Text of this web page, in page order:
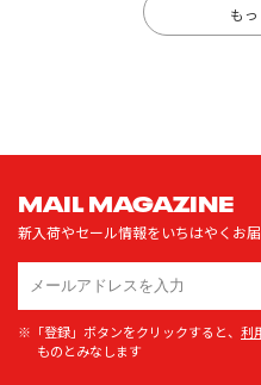
も
MAIL MAGAZINE
新入荷やセール情報をいちはやくお届
※「登録」ボタンをクリックすると、 利
ものとみなします